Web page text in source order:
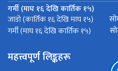
गर्मी (माघ १६ देखि कार्तिक १५)
जाडो (कार्तिक १६ देखि माघ १५)
गर्मी (माघ १६ देखि कार्तिक १५)
महत्त्वपूर्ण लिङ्कहरू